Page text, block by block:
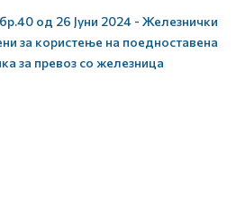
од 26 Јуни 2024 - Железнички
за користење на поедноставена
за превоз со железница